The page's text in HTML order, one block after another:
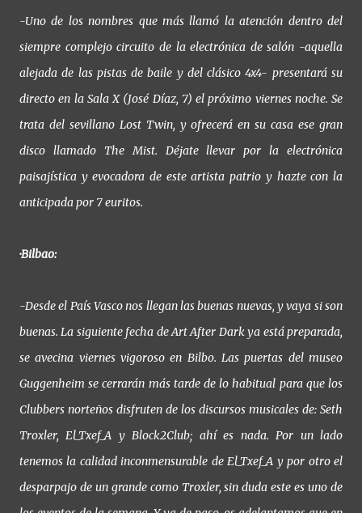
-Uno de los nombres que más llamó la atención dentro del
siempre complejo circuito de la electrónica de salón -aquella
alejada de las pistas de baile y del clásico 4x4- presentará su
directo en la Sala X (José Díaz, 7) el próximo viernes noche. Se
trata del sevillano Lost Twin, y ofrecerá en su casa ese gran
disco llamado The Mist. Déjate llevar por la electrónica
paisajística y evocadora de este artista patrio y hazte con la
anticipada por 7 euritos.
·Bilbao:
-Desde el País Vasco nos llegan las buenas nuevas, y vaya si son
buenas. La siguiente fecha de Art After Dark ya está preparada,
se avecina viernes vigoroso en Bilbo. Las puertas del museo
Guggenheim se cerrarán más tarde de lo habitual para que los
Clubbers norteños disfruten de los discursos musicales de: Seth
Troxler, El_Txef_A y Block2Club; ahí es nada. Por un lado
tenemos la calidad inconmensurable de El_Txef_A y por otro el
desparpajo de un grande como Troxler, sin duda este es uno de